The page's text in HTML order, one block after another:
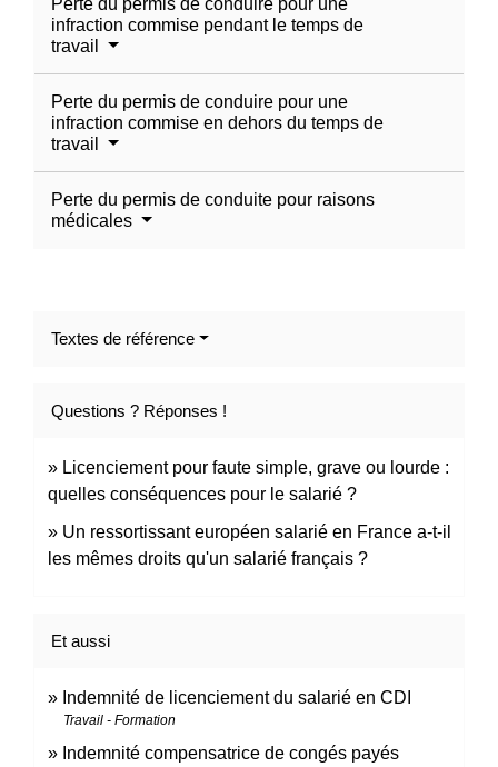
Perte du permis de conduire pour une
infraction commise pendant le temps de
travail
Perte du permis de conduire pour une
infraction commise en dehors du temps de
travail
Perte du permis de conduite pour raisons
médicales
Textes de référence
Questions ? Réponses !
Licenciement pour faute simple, grave ou lourde :
quelles conséquences pour le salarié ?
Un ressortissant européen salarié en France a-t-il
les mêmes droits qu'un salarié français ?
Et aussi
Indemnité de licenciement du salarié en CDI
Travail - Formation
Indemnité compensatrice de congés payés